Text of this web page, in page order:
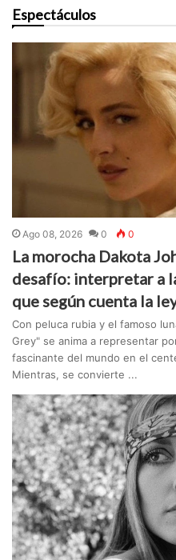
Espectáculos
Ago 08, 2026 0 0
La morocha Dakota
desafío: interpretar a
que según cuenta la
Con peluca rubia y el famoso
Grey" se anima a representar
fascinante del mundo en el
Mientras, se convierte ...